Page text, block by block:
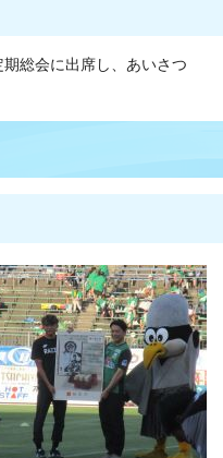
総会に出席し、あいさつ